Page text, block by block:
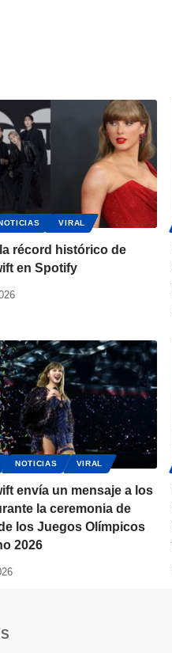
VIRAL
récord histórico de
en Spotify
NOTICIAS VIRAL
envía un mensaje a los
la ceremonia de
los Juegos Olímpicos
2026